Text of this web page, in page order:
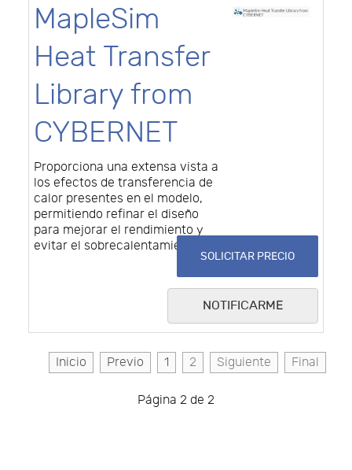
MapleSim
Heat Transfer
Library from
CYBERNET
Proporciona una extensa vista a
los efectos de transferencia de
calor presentes en el modelo,
permitiendo refinar el diseño
para mejorar el rendimiento y
evitar el sobrecalentamiento.
SOLICITAR PRECIO
NOTIFICARME
Inicio Previo 1 2 Siguiente Final
Página 2 de 2